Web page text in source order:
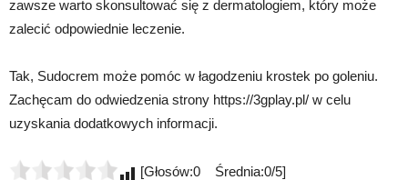
zawsze warto skonsultować się z dermatologiem, który może
zalecić odpowiednie leczenie.
Tak, Sudocrem może pomóc w łagodzeniu krostek po goleniu.
Zachęcam do odwiedzenia strony https://3gplay.pl/ w celu
uzyskania dodatkowych informacji.
[Głosów:0 Średnia:0/5]